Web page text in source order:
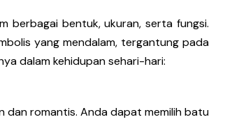
berbagai bentuk, ukuran, serta fungsi.
yang mendalam, tergantung pada
dalam kehidupan sehari-hari:
dan romantis. Anda dapat memilih batu